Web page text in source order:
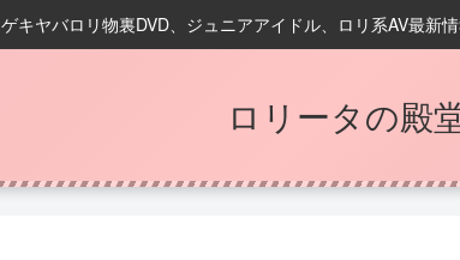
ゲキヤバロリ物裏DVD、ジュニアアイドル、ロリ系AV最新
ロリータの殿